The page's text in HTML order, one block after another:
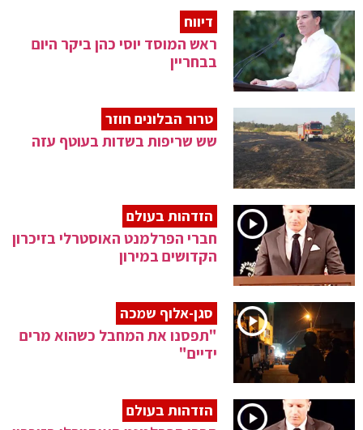
דיווח
ראש המוסד יוסי כהן ביקר היום
בבחריין
טרור הבלונים חוזר
שש שריפות בשדות בעוטף עזה
הזדהות בעולם
חברי הפרלמנט האוסטרלי בזיכרון
הקדושים במירון
סגן-אלוף שמכה
"תפסנו את המחבל כשהוא מרים
ידיים"
הזדהות בעולם